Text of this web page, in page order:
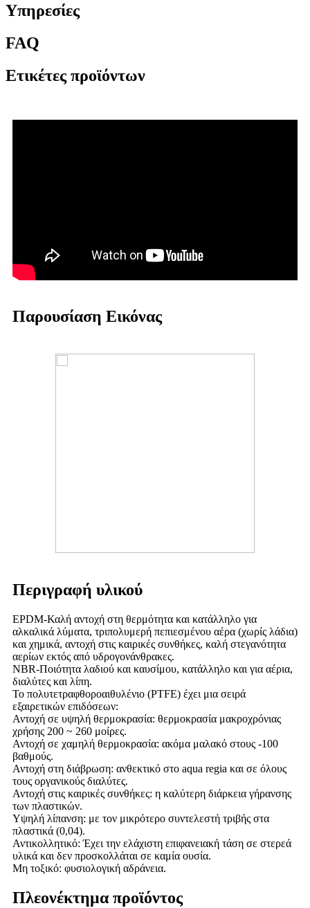
Υπηρεσίες
FAQ
Ετικέτες προϊόντων
Παρουσίαση Εικόνας
Περιγραφή υλικού
EPDM-Καλή αντοχή στη θερμότητα και κατάλληλο για
αλκαλικά λύματα, τριπολυμερή πεπιεσμένου αέρα (χωρίς λάδια)
και χημικά, αντοχή στις καιρικές συνθήκες, καλή στεγανότητα
αερίων εκτός από υδρογονάνθρακες.
NBR-Ποιότητα λαδιού και καυσίμου, κατάλληλο και για αέρια,
διαλύτες και λίπη.
Το πολυτετραφθοροαιθυλένιο (PTFE) έχει μια σειρά
εξαιρετικών επιδόσεων:
Αντοχή σε υψηλή θερμοκρασία: θερμοκρασία μακροχρόνιας
χρήσης 200 ~ 260 μοίρες.
Αντοχή σε χαμηλή θερμοκρασία: ακόμα μαλακό στους -100
βαθμούς.
Αντοχή στη διάβρωση: ανθεκτικό στο aqua regia και σε όλους
τους οργανικούς διαλύτες.
Αντοχή στις καιρικές συνθήκες: η καλύτερη διάρκεια γήρανσης
των πλαστικών.
Υψηλή λίπανση: με τον μικρότερο συντελεστή τριβής στα
πλαστικά (0,04).
Αντικολλητικό: Έχει την ελάχιστη επιφανειακή τάση σε στερεά
υλικά και δεν προσκολλάται σε καμία ουσία.
Μη τοξικό: φυσιολογική αδράνεια.
Πλεονέκτημα προϊόντος